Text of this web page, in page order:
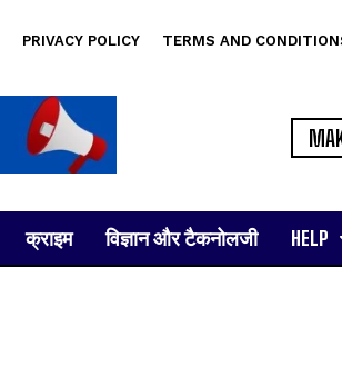
PRIVACY POLICY TERMS AND
क्राइम विज्ञान और टैकनोलजी HELP